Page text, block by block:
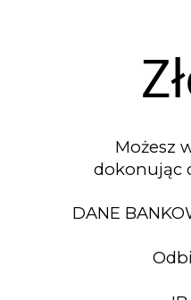
Możesz
dokonując
DANE